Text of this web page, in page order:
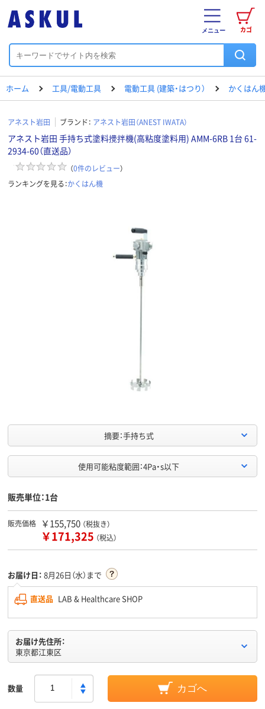
カゴ
メニュー
ホーム 工具/電動工具 電動工具 (建築・はつり） かくはん
アネスト岩田 ブランド： アネスト岩田（ANEST IWATA）
アネスト岩田 手持ち式塗料攪拌機(高粘度塗料用) AMM-6RB 1台 61-
2934-60（直送品）
（0件のレビュー）
ランキングを見る：かくはん機
摘要：手持ち式
使用可能粘度範囲：4Pa・s以下
販売単位：1台
販売価格 ￥155,750 （税抜き）
￥171,325 （税込）
お届け日： 8月26日（水）まで
直送品 LAB & Healthcare SHOP
お届け先住所：
東京都江東区
数量 カゴへ